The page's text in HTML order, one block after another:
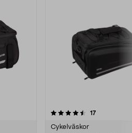
17recensioner
Cykelväskor
4.0av 5 stjärnor